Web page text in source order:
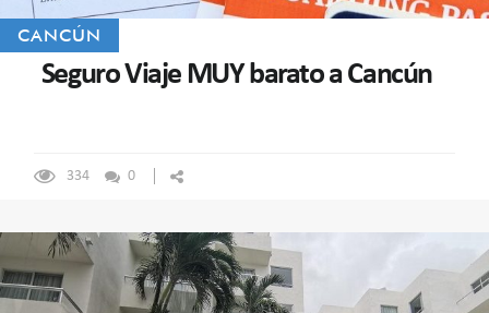
CANCÚN
Seguro Viaje MUY barato a Cancún
334 0